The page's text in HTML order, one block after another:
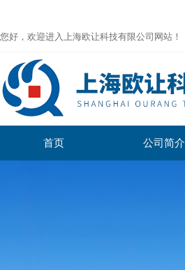
您好，欢迎进入上海欧让科技有限公司网站！
首页 公司简介